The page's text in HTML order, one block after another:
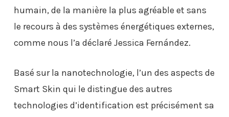
humain, de la manière la plus agréable et sans
le recours à des systèmes énergétiques externes,
comme nous l’a déclaré Jessica Fernández.
Basé sur la nanotechnologie, l’un des aspects de
Smart Skin qui le distingue des autres
technologies d’identification est précisément sa